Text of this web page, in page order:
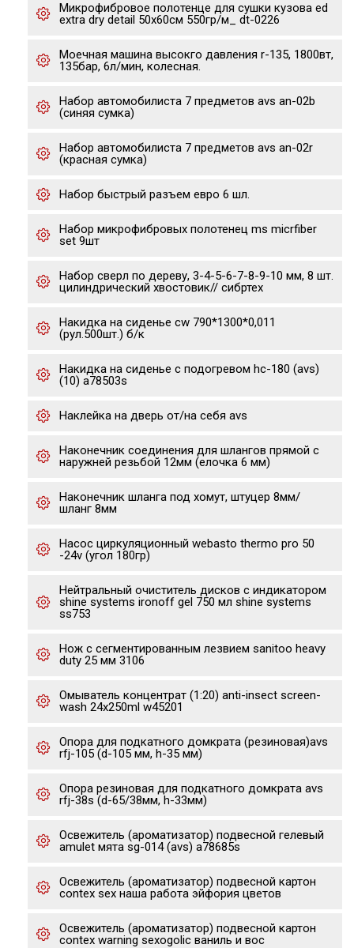
Микрофибровое полотенце для сушки кузова ed
extra dry detail 50х60см 550гр/м_ dt-0226
Моечная машина высокго давления r-135, 1800вт,
135бар, 6л/мин, колесная.
Набор автомобилиста 7 предметов avs an-02b
(синяя сумка)
Набор автомобилиста 7 предметов avs an-02r
(красная сумка)
Набор быстрый разъем евро 6 шл.
Набор микрофибровых полотенец ms micrfiber
set 9шт
Набор сверл по дереву, 3-4-5-6-7-8-9-10 мм, 8 шт.
цилиндрический хвостовик// сибртех
Накидка на сиденье cw 790*1300*0,011
(рул.500шт.) б/к
Накидка на сиденье с подогревом hc-180 (avs)
(10) a78503s
Наклейка на дверь от/на себя avs
Наконечник соединения для шлангов прямой с
наружней резьбой 12мм (елочка 6 мм)
Наконечник шланга под хомут, штуцер 8мм/
шланг 8мм
Насос циркуляционный webasto thermo pro 50
-24v (угол 180гр)
Нейтральный очиститель дисков с индикатором
shine systems ironoff gel 750 мл shine systems
ss753
Нож с сегментированным лезвием sanitoo heavy
duty 25 мм 3106
Омыватель концентрат (1:20) anti-insect screen-
wash 24x250ml w45201
Опора для подкатного домкрата (резиновая)avs
rfj-105 (d-105 мм, h-35 мм)
Опора резиновая для подкатного домкрата avs
rfj-38s (d-65/38мм, h-33мм)
Освежитель (ароматизатор) подвесной гелевый
amulet мята sg-014 (avs) a78685s
Освежитель (ароматизатор) подвесной картон
contex sex наша работа эйфория цветов
Освежитель (ароматизатор) подвесной картон
contex warning sexogolic ваниль и вос